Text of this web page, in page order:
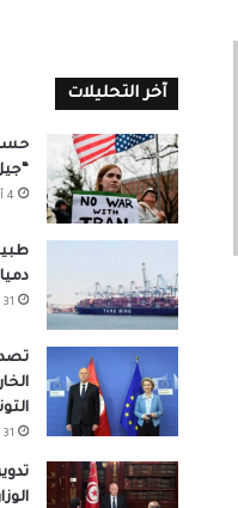
آخر التحليلات
4 أغسطس، 2026
31 يوليو، 2026
31 يوليو، 2026